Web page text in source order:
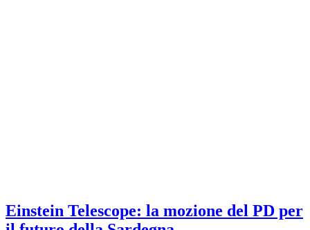
Einstein Telescope: la mozione del PD per